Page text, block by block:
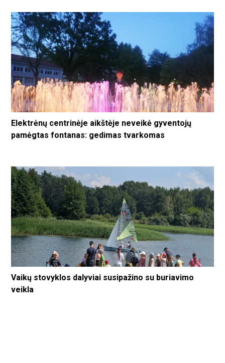
Elektrėnų centrinėje aikštėje neveikė gyventojų
pamėgtas fontanas: gedimas tvarkomas
Vaikų stovyklos dalyviai susipažino su buriavimo
veikla